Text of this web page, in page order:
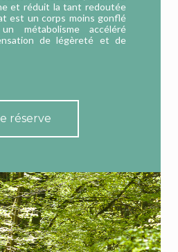
et réduit la tant redoutée
est un corps moins gonflé
métabolisme accéléré
de légèreté et de
réserve